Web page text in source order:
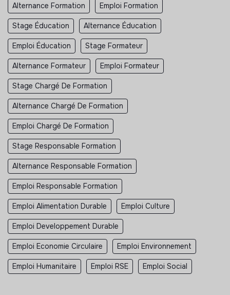
Alternance Formation Emploi Formation
Stage Éducation Alternance Éducation
Emploi Éducation Stage Formateur
Alternance Formateur Emploi Formateur
Stage Chargé De Formation
Alternance Chargé De Formation
Emploi Chargé De Formation
Stage Responsable Formation
Alternance Responsable Formation
Emploi Responsable Formation
Emploi Alimentation Durable Emploi Culture
Emploi Developpement Durable
Emploi Economie Circulaire Emploi Environnement
Emploi Humanitaire Emploi RSE Emploi Social